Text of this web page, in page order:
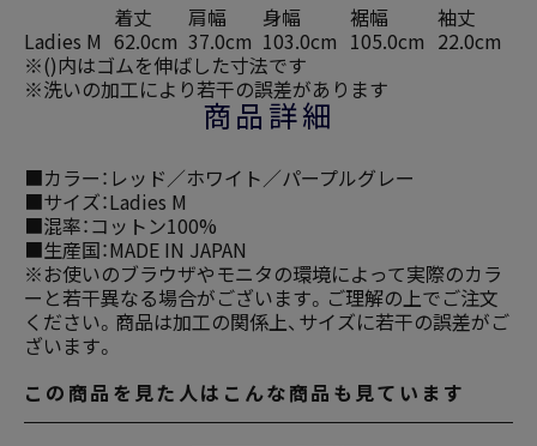
着丈 肩幅 身幅 裾幅
袖丈
Ladies M 62.0cm 37.0cm 103.0cm 105.0cm 22.0cm
※()内はゴムを伸ばした寸法です
※洗いの加工により若干の誤差があります
商品詳細
■カラー：レッド／ホワイト／パープルグレー
■サイズ：Ladies M
■混率：コットン100%
■生産国：MADE IN JAPAN
※お使いのブラウザやモニタの環境によって実際のカラ
ーと若干異なる場合がございます。ご理解の上でご注文
ください。商品は加工の関係上、サイズに若干の誤差がご
ざいます。
この商品を見た人はこんな商品も見ています